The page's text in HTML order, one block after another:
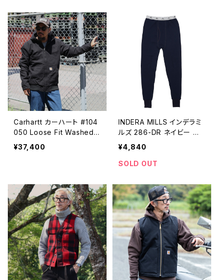
ズ44
カル ウォッチ 腕時計
Carhartt カーハート #104
050 Loose Fit Washed
Duck Insulated Active J
acket アクティブジャケット
¥37,400
INDERA MILLS インデラミ
ルズ 286-DR ネイビー サ
ーマル パンツ レギンス ICE
TEX
¥4,840
SOLD OUT